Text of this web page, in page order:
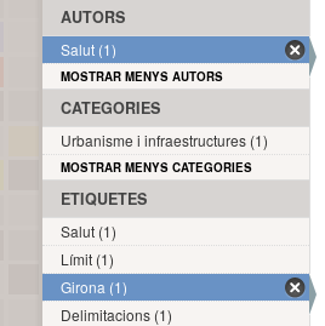
AUTORS
Salut (1)
MOSTRAR MENYS AUTORS
CATEGORIES
Urbanisme i infraestructures (1)
MOSTRAR MENYS CATEGORIES
ETIQUETES
Salut (1)
Límit (1)
Girona (1)
Delimitacions (1)